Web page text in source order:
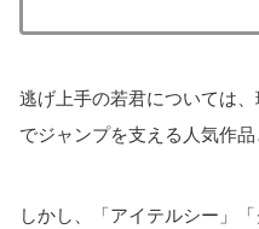
逃げ上手の若君については
でジャンプを支える人気作品
しかし、「アイテルシー」